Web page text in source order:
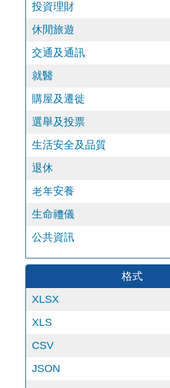
投資理財
休閒旅遊
交通及通訊
就醫
購屋及遷徙
選舉及投票
生活安全及品質
退休
老年安養
生命禮儀
公共資訊
格式
XLSX
XLS
CSV
JSON